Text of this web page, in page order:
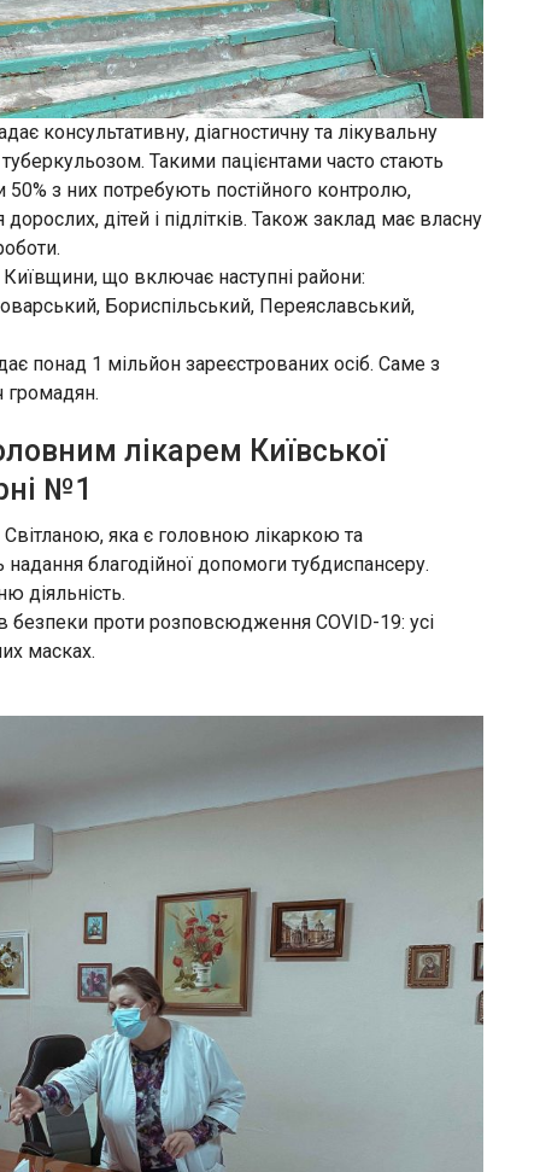
консультативну, діагностичну та лікувальну
Такими пацієнтами часто стають
з них потребують постійного контролю,
дітей і підлітків. Також заклад має власну
що включає наступні райони:
Бориспільський, Переяславський,
понад 1 мільйон зареєстрованих осіб. Саме з
громадян.
лікарем Київської
№1
Світланою, яка є головною лікаркою та
благодійної допомоги тубдиспансеру.
діяльність.
безпеки проти розповсюдження COVID-19: усі
масках.